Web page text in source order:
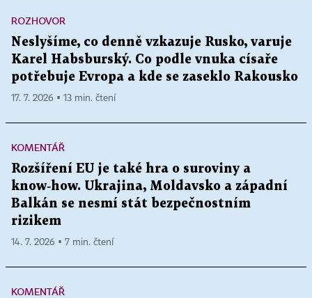
ROZHOVOR
Neslyšíme, co denně vzkazuje Rusko, varuje
Karel Habsburský. Co podle vnuka císaře
potřebuje Evropa a kde se zaseklo Rakousko
17. 7. 2026 ▪ 13 min. čtení
KOMENTÁŘ
Rozšíření EU je také hra o suroviny a
know‑how. Ukrajina, Moldavsko a západní
Balkán se nesmí stát bezpečnostním
rizikem
14. 7. 2026 ▪ 7 min. čtení
KOMENTÁŘ